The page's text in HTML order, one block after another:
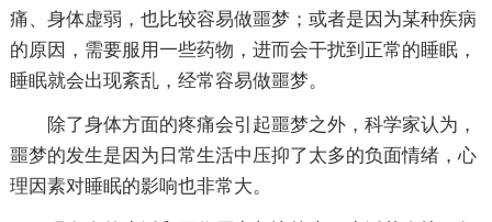
痛、身体虚弱，也比较容易做噩梦；或者是因为某种疾病
的原因，需要服用一些药物，进而会干扰到正常的睡眠，
睡眠就会出现紊乱，经常容易做噩梦。
除了身体方面的疼痛会引起噩梦之外，科学家认为，
噩梦的发生是因为日常生活中压抑了太多的负面情绪，心
理因素对睡眠的影响也非常大。